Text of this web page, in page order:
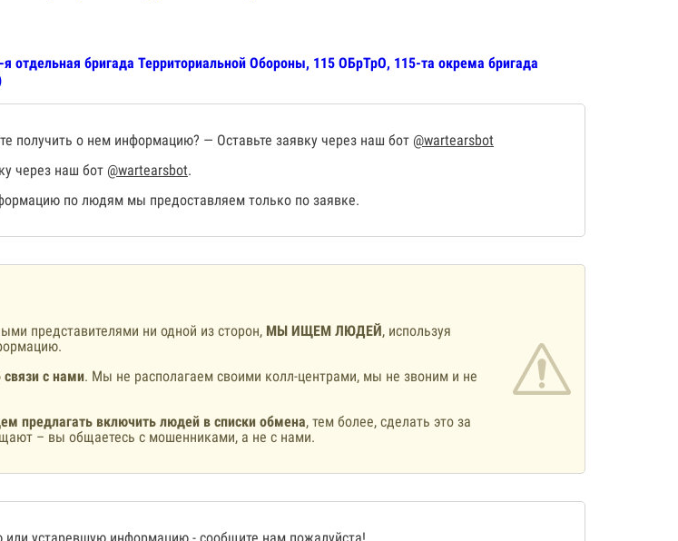
отдельная бригада Территориальной Обороны, 115 ОБрТрО, 115-та окрема бригада
получить о нем информацию? — Оставьте заявку через наш бот @wartearsbot
через наш бот @wartearsbot.
по людям мы предоставляем только по заявке.
представителями ни одной из сторон, МЫ ИЩЕМ ЛЮДЕЙ, используя
с нами. Мы не располагаем своими колл-центрами, мы не звоним и не
предлагать включить людей в списки обмена, тем более, сделать это за
– вы общаетесь с мошенниками, а не с нами.